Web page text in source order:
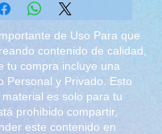
zip
pal y deposito
deseas adquirirlo
mensaje por la
con gusto te
con los datos
de Uso Para que
contenido de calidad,
tu compra incluye una
Personal y Privado. Esto
es solo para tu
prohibido compartir,
este contenido en